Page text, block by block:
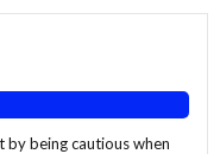
by being cautious when